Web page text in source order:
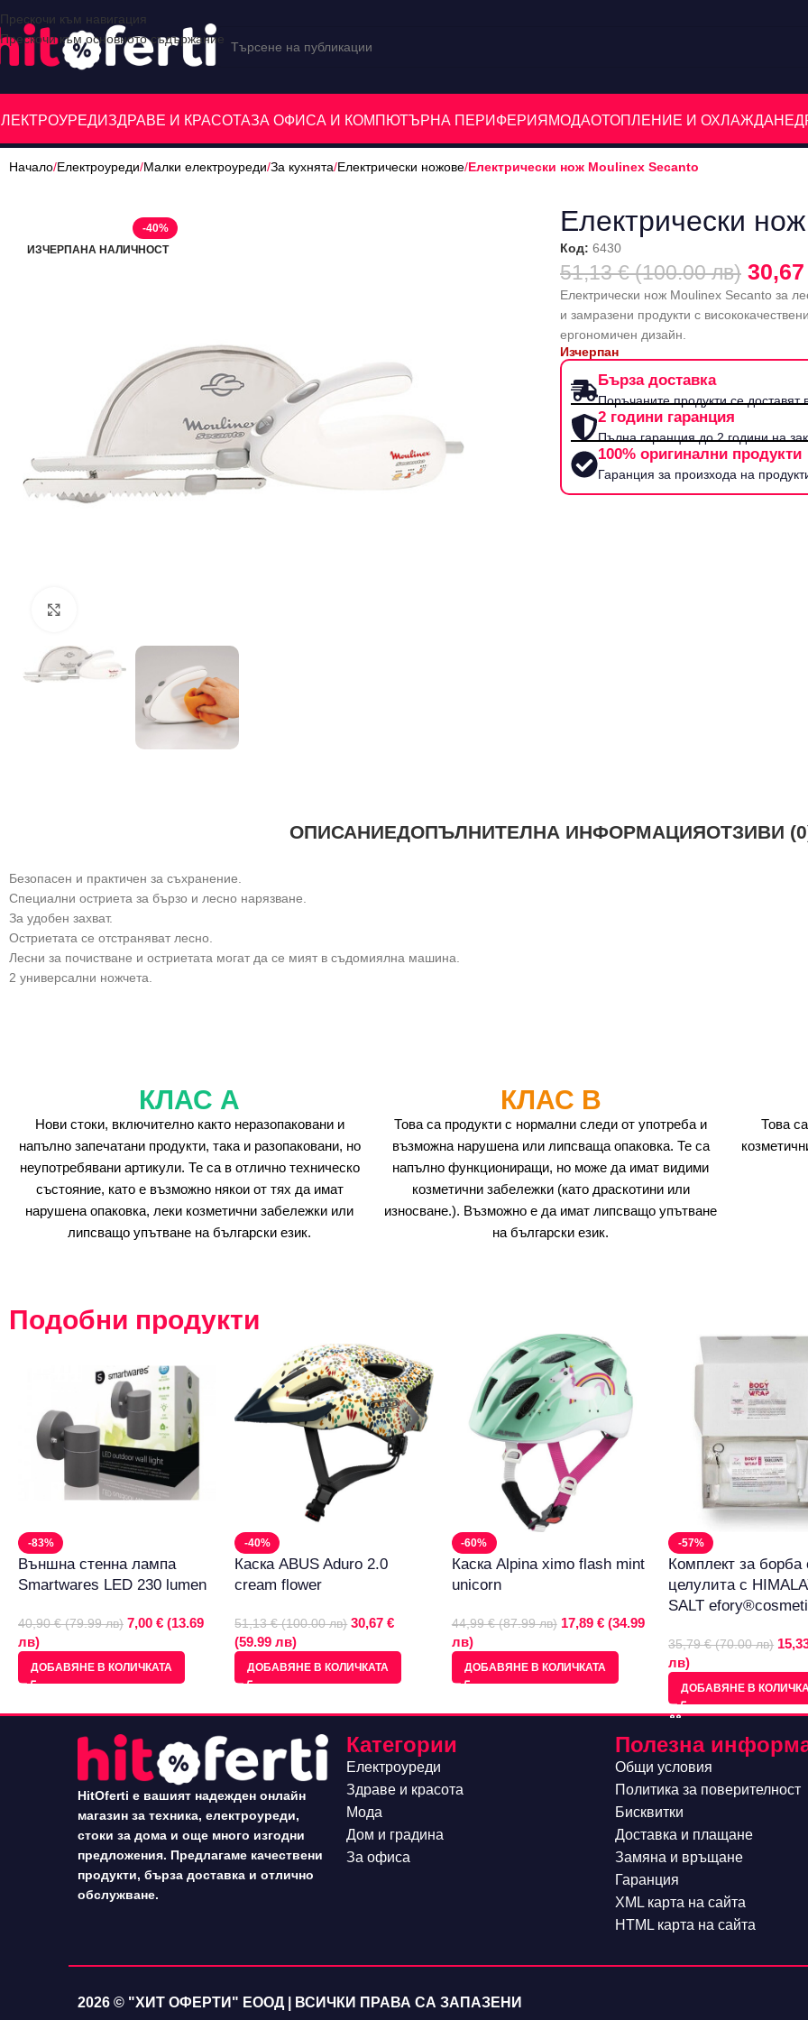
Прескочи към навигация
Прескочи към основното съдържание
ЗДРАВЕ И КРАСОТАЗА ОФИСА И КОМПЮТЪРНА ПЕРИФЕРИЯ МОДАОТОПЛЕНИЕ И ОХЛАЖДАНЕ
Начало/Електроуреди/Малки електроуреди/За кухнята/Електрически ножове/Електрически нож Moulinex Secanto
-40%
ИЗЧЕРПАНА НАЛИЧНОСТ
Електрически
Код: 6430
51,13 € (100.00 лв)
Електрически нож Moulinex Secanto за
и замразени продукти с
ергономичен дизайн.
Изчерпан
Бърза доставка
Поръчаните продукти се доставят
2 години гаранция
Пълна гаранция до 2 години на
100% оригинални продукти
Гаранция за произхода на
ОПИСАНИЕДОПЪЛНИТЕЛНА ИНФОРМАЦИЯОТЗИВИ
Безопасен и практичен за съхранение.
Специални остриета за бързо и лесно нарязване.
За удобен захват.
Остриетата се отстраняват лесно.
Лесни за почистване и остриетата могат да се мият в съдомиялна машина.
2 универсални ножчета.
КЛАС А
Нови стоки, включително както неразопаковани и
напълно запечатани продукти, така и разопаковани, но
неупотребявани артикули. Те са в отлично техническо
състояние, като е възможно някои от тях да имат
нарушена опаковка, леки козметични забележки или
липсващо упътване на български език.
КЛАС B
Това са продукти с нормални следи от употреба и
възможна нарушена или липсваща опаковка. Те са
напълно функциониращи, но може да имат видими
козметични забележки (като драскотини или
износване.). Възможно е да имат липсващо упътване
на български език.
Това
Подобни продукти
-83%
Външна стенна лампа
Smartwares LED 230 lumen
40,90 € (79.99 лв) 7,00 € (13.69
лв)
ДОБАВЯНЕ В КОЛИЧКАТА
-40%
Каска ABUS Aduro 2.0
cream flower
51,13 € (100.00 лв) 30,67 €
(59.99 лв)
ДОБАВЯНЕ В КОЛИЧКАТА
-60%
Каска Alpina ximo flash mint
unicorn
44,99 € (87.99 лв) 17,89 € (34.99
лв)
ДОБАВЯНЕ В КОЛИЧКАТА
-57%
Комплект за борба
целулита с
SALT
35,79 € (70.00 лв)
лв)
ДОБАВЯНЕ В
HitOferti е вашият надежден онлайн
магазин за техника, електроуреди,
стоки за дома и още много изгодни
предложения. Предлагаме качествени
продукти, бърза доставка и отлично
обслужване.
Категории
Електроуреди
Здраве и красота
Мода
Дом и градина
За офиса
Полезна
Общи условия
Политика за поверителност
Бисквитки
Доставка и плащане
Замяна и връщане
Гаранция
XML карта на сайта
HTML карта на сайта
2026 © "ХИТ ОФЕРТИ" ЕООД | ВСИЧКИ ПРАВА СА ЗАПАЗЕНИ